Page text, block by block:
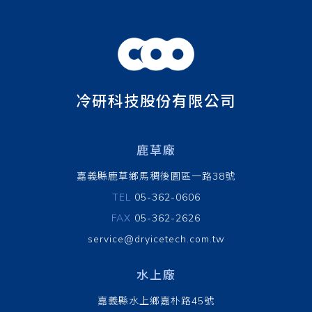
冷研科技股份有限公司
鹿草廠
嘉義縣鹿草鄉馬稠後園區一路38號
TEL 05-362-0606
FAX 05-362-2626
service@dryicetech.com.tw
水上廠
嘉義縣水上鄉嘉朴路45號